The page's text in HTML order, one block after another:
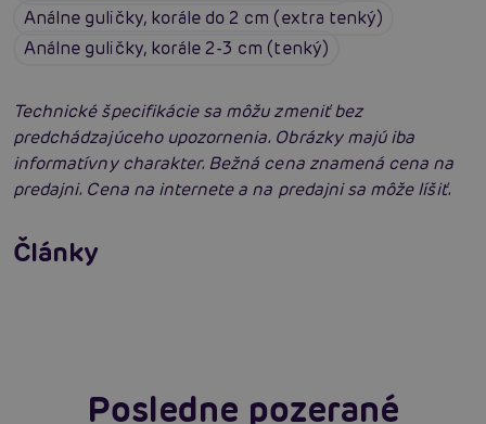
Análne guličky, korále do 2 cm (extra tenký)
Análne guličky, korále 2-3 cm (tenký)
Technické špecifikácie sa môžu zmeniť bez
predchádzajúceho upozornenia. Obrázky majú iba
informatívny charakter. Bežná cena znamená cena na
predajni. Cena na internete a na predajni sa môže líšiť.
Články
Príprava na análny sex: Tipy krok za krokom
Čítať viacej
Erotická inteligencia: Príručka Sexiómov
Posledne pozerané